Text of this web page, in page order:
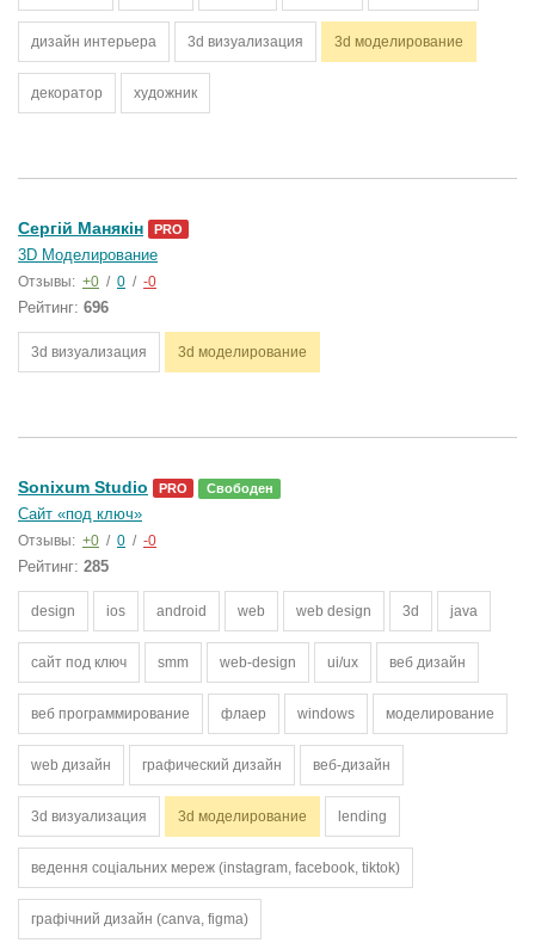
дизайн интерьера 3d визуализация 3d моделирование
декоратор художник
Сергій Манякін PRO
3D Моделирование
Отзывы: +0 / 0 / -0
Рейтинг: 696
3d визуализация 3d моделирование
Sonixum Studio PRO Свободен
Сайт «под ключ»
Отзывы: +0 / 0 / -0
Рейтинг: 285
design ios android web web design 3d java
сайт под ключ smm web-design ui/ux веб дизайн
веб программирование флаер windows моделирование
web дизайн графический дизайн веб-дизайн
3d визуализация 3d моделирование lending
ведення соціальних мереж (instagram, facebook, tiktok)
графічний дизайн (canva, figma)